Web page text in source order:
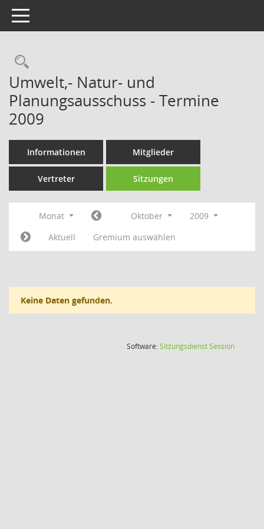
Toggle navigation
Rechercheauswahl
Umwelt,- Natur- und
Planungsausschuss - Termine
2009
Informationen Mitglieder
Vertreter Sitzungen
Monat Oktober
2009
Aktuell
Gremium auswählen
Keine Daten gefunden.
Software:SitzungsdienstSession(Wird in